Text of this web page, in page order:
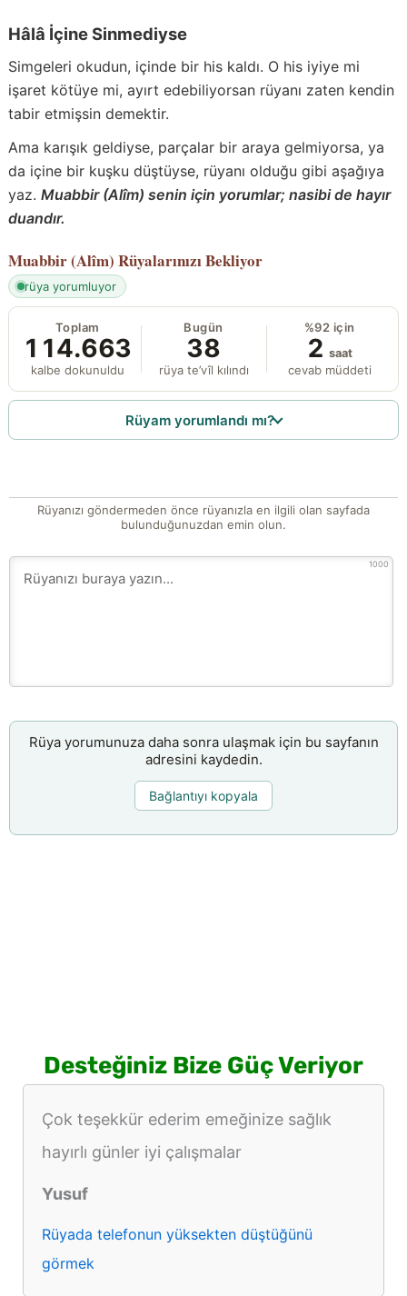
Hâlâ İçine Sinmediyse
Simgeleri okudun, içinde bir his kaldı. O his iyiye mi
işaret kötüye mi, ayırt edebiliyorsan rüyanı zaten kendin
tabir etmişsin demektir.
Ama karışık geldiyse, parçalar bir araya gelmiyorsa, ya
da içine bir kuşku düştüyse, rüyanı olduğu gibi aşağıya
yaz. Muabbir (Alîm) senin için yorumlar; nasibi de hayır
duandır.
Muabbir (Alîm) Rüyalarınızı Bekliyor
rüya yorumluyor
Toplam
114.663
kalbe dokunuldu
Bugün
38
rüya te’vîl kılındı
%92 için
2 saat
cevab müddeti
Rüyam yorumlandı mı?
Rüyanızı göndermeden önce rüyanızla en ilgili olan sayfada
bulunduğunuzdan emin olun.
1000
Rüya yorumunuza daha sonra ulaşmak için bu sayfanın
adresini kaydedin.
Bağlantıyı kopyala
Desteğiniz Bize Güç Veriyor
Çok teşekkür ederim emeğinize sağlık
hayırlı günler iyi çalışmalar
Yusuf
Rüyada telefonun yüksekten düştüğünü
görmek